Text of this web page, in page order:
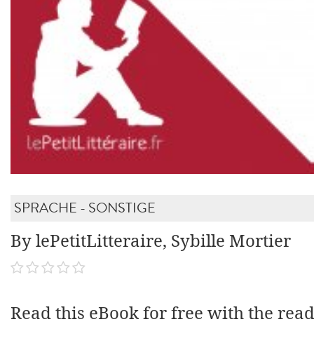
SPRACHE - SONSTIGE
By lePetitLitteraire, Sybille Mortier
Read this eBook for free with the